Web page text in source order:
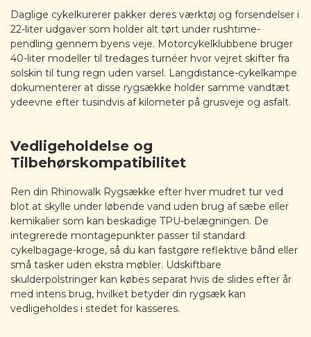
Daglige cykelkurerer pakker deres værktøj og forsendelser i
22-liter udgaver som holder alt tørt under rushtime-
pendling gennem byens veje. Motorcykelklubbene bruger
40-liter modeller til tredages turnéer hvor vejret skifter fra
solskin til tung regn uden varsel. Langdistance-cykelkampe
dokumenterer at disse rygsække holder samme vandtæt
ydeevne efter tusindvis af kilometer på grusveje og asfalt.
Vedligeholdelse og
Tilbehørskompatibilitet
Ren din Rhinowalk Rygsække efter hver mudret tur ved
blot at skylle under løbende vand uden brug af sæbe eller
kemikalier som kan beskadige TPU-belægningen. De
integrerede montagepunkter passer til standard
cykelbagage-kroge, så du kan fastgøre reflektive bånd eller
små tasker uden ekstra møbler. Udskiftbare
skulderpolstringer kan købes separat hvis de slides efter år
med intens brug, hvilket betyder din rygsæk kan
vedligeholdes i stedet for kasseres.